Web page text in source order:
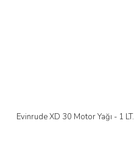
Evinrude XD 30 Motor Yağı - 1 LT.
İncele